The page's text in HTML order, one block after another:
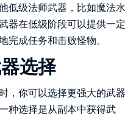
低级法师武器，比如魔法水
器在低级阶段可以提供一定
完成任务和击败怪物。
选择
，你可以选择更强大的武器
种选择是从副本中获得武